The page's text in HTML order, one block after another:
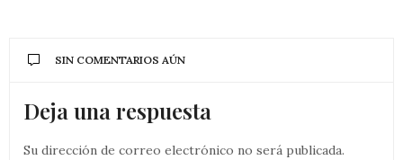
SIN COMENTARIOS AÚN
Deja una respuesta
Su dirección de correo electrónico no será publicada.